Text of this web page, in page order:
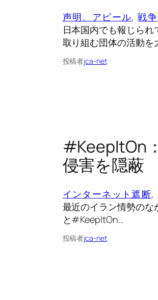
声明、アピール, 戦争
日本国内でも報じら
取り組む団体の活動を
投稿者jca-net
#KeepItOn
侵害を隠蔽
インターネット遮断,
最近のイラン情勢の
と#KeepItOn…
投稿者jca-net